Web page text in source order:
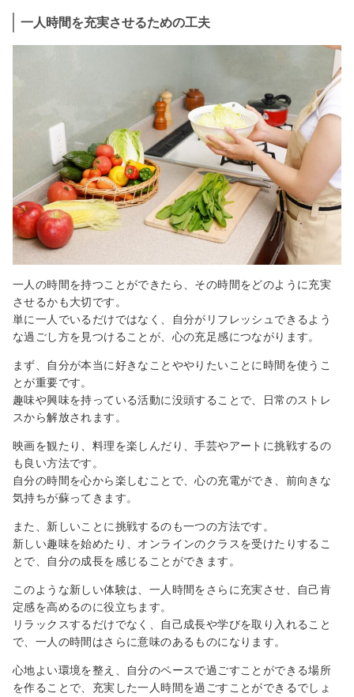
一人時間を充実させるための工夫
一人の時間を持つことができたら、その時間をどのように充実
させるかも大切です。
単に一人でいるだけではなく、自分がリフレッシュできるよう
な過ごし方を見つけることが、心の充足感につながります。
まず、自分が本当に好きなことややりたいことに時間を使うこ
とが重要です。
趣味や興味を持っている活動に没頭することで、日常のストレ
スから解放されます。
映画を観たり、料理を楽しんだり、手芸やアートに挑戦するの
も良い方法です。
自分の時間を心から楽しむことで、心の充電ができ、前向きな
気持ちが蘇ってきます。
また、新しいことに挑戦するのも一つの方法です。
新しい趣味を始めたり、オンラインのクラスを受けたりするこ
とで、自分の成長を感じることができます。
このような新しい体験は、一人時間をさらに充実させ、自己肯
定感を高めるのに役立ちます。
リラックスするだけでなく、自己成長や学びを取り入れること
で、一人の時間はさらに意味のあるものになります。
心地よい環境を整え、自分のペースで過ごすことができる場所
を作ることで、充実した一人時間を過ごすことができるでしょ